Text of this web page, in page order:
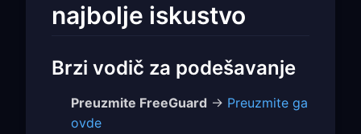
najbolje iskustvo
Brzi vodič za podešavanje
Preuzmite FreeGuard → Preuzmite ga
ovde